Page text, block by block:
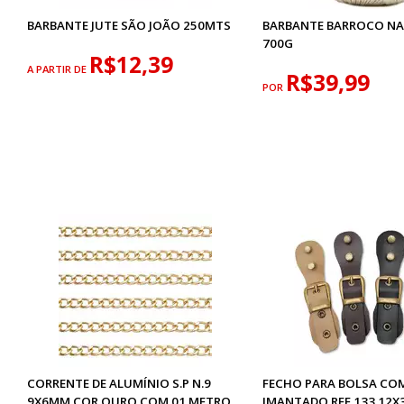
BARBANTE JUTE SÃO JOÃO 250MTS
A PARTIR DE R$12,39
BARBANTE BARROCO
700G
POR R$39,99
CORRENTE DE ALUMÍNIO S.P N.9
FECHO PARA BOLSA